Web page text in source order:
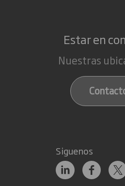
Estar en
Nuestras
Siguenos